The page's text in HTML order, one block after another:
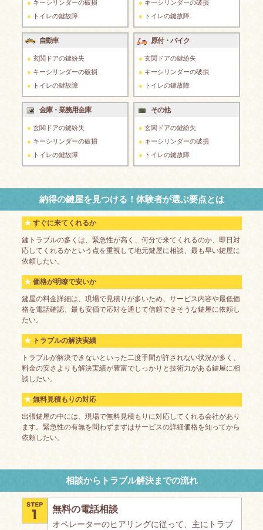
キーシリンダーの破損
トイレの鍵故障
キーシリンダーの破損
トイレの鍵故障
自動車
玄関ドアの鍵紛失
キーシリンダーの破損
トイレの鍵故障
原付・バイク
玄関ドアの鍵紛失
キーシリンダーの破損
トイレの鍵故障
金庫・業務用金庫
玄関ドアの鍵紛失
キーシリンダーの破損
トイレの鍵故障
その他
玄関ドアの鍵紛失
キーシリンダーの破損
トイレの鍵故障
納得の鍵屋を見つける！体験者が選ぶ要点とは
すぐに来てくれるか
鍵トラブルの多くは、緊急性が高く、何分で来てくれるのか、即日対
応してくれるかという点を重視して地元鍵屋に相談、最も早い鍵屋に
依頼したい。
価格が明瞭で安いか
鍵屋の料金詳細は、現場で見積りが多いため、サービス内容や最低価
格を電話確認、最も安価で応対を通じて信頼できそうな鍵屋に依頼し
たい。
トラブルの解決実績
トラブルが解決できないといった二度手間が許されない状況が多く、
料金の安さよりも解決実績が豊富でしっかりと技術力がある鍵屋に相
談したい。
無料見積もりの対応
出張鍵屋の中には、現場で無料見積もりに対応してくれる会社があり
ます。緊急性の有無を問わずまずはサービスの詳細価格を知ってから
依頼したい。
相談からトラブル解決までの流れ
無料の電話相談
オペレーターのヒアリングに従って、主にトラブ